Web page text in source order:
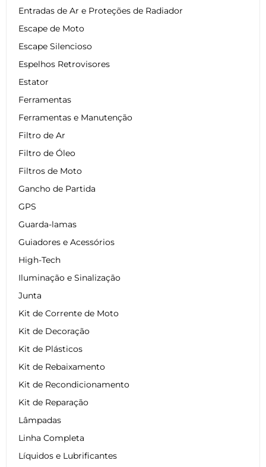
Entradas de Ar e Proteções de Radiador
Escape de Moto
Escape Silencioso
Espelhos Retrovisores
Estator
Ferramentas
Ferramentas e Manutenção
Filtro de Ar
Filtro de Óleo
Filtros de Moto
Gancho de Partida
GPS
Guarda-lamas
Guiadores e Acessórios
High-Tech
Iluminação e Sinalização
Junta
Kit de Corrente de Moto
Kit de Decoração
Kit de Plásticos
Kit de Rebaixamento
Kit de Recondicionamento
Kit de Reparação
Lâmpadas
Linha Completa
Líquidos e Lubrificantes